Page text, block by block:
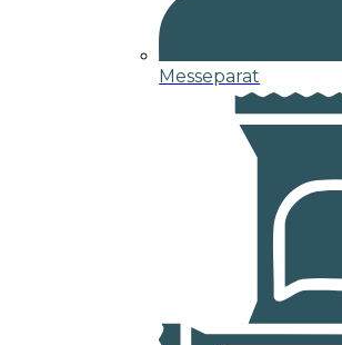
Messeparat